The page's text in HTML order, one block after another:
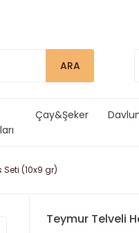
ARA
Çay&Şeker
Seti (10x9 gr)
Teymur Telveli